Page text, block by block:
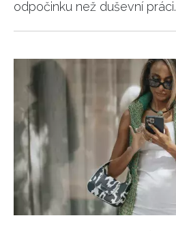
odpočinku než duševní práci.